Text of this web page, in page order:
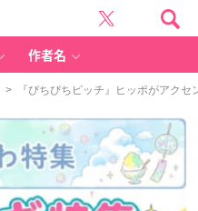
作者名
> 『ぴちぴちピッチ』ヒッポがアクセ